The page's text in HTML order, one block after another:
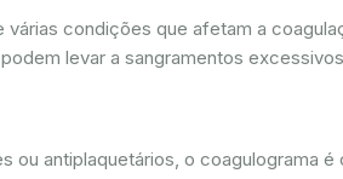
condições que afetam a
levar a sangramentos
ou antiplaquetários, o coagulograma